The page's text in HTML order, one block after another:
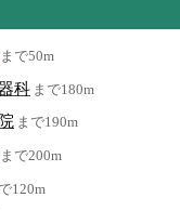
まで50m
科 まで180m
まで190m
まで200m
120m